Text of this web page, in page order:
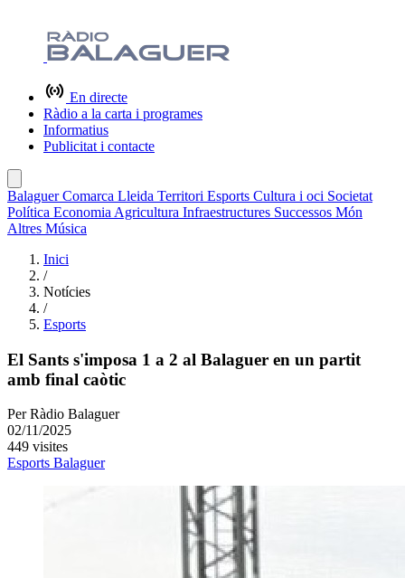
En directe
Ràdio a la carta i programes
Informatius
Publicitat i contacte
BalaguerComarca Lleida Territori Esports Cultura i oci Societat
Política Economia Agricultura Infraestructures Successos Món
Altres Música
Inici
/
Notícies
/
Esports
El Sants s'imposa 1 a 2 al Balaguer en un partit
amb final caòtic
Per Ràdio Balaguer
02/11/2025
449 visites
Esports Balaguer